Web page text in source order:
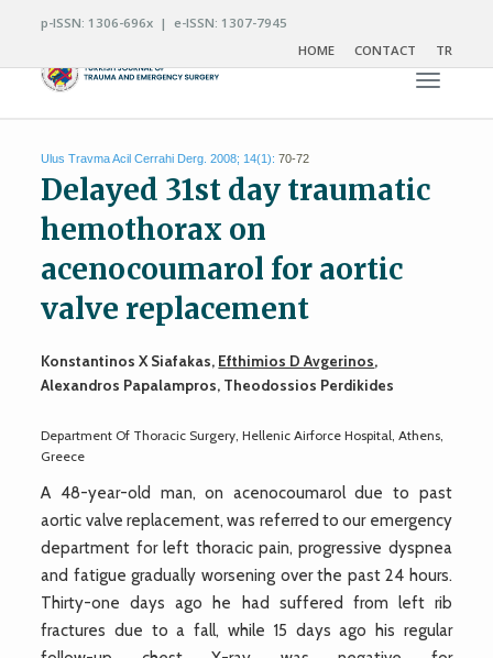
p-ISSN: 1306-696x | e-ISSN: 1307-7945
HOME
CONTACT TR
Toggle
Ulus Travma Acil Cerrahi Derg. 2008; 14(1): 70-72
Delayed 31st day traumatic
hemothorax on
acenocoumarol for aortic
valve replacement
Konstantinos X Siafakas, Efthimios D Avgerinos,
Alexandros Papalampros, Theodossios Perdikides
Department Of Thoracic Surgery, Hellenic Airforce Hospital, Athens,
Greece
A 48-year-old man, on acenocoumarol due to past
aortic valve replacement, was referred to our emergency
department for left thoracic pain, progressive dyspnea
and fatigue gradually worsening over the past 24 hours.
Thirty-one days ago he had suffered from left rib
fractures due to a fall, while 15 days ago his regular